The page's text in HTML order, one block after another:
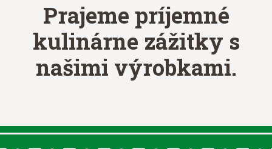
Prajeme príjemné
kulinárne zážitky s
našimi výrobkami.